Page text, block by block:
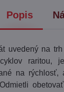
Popis
uvedený na
raritou,
na